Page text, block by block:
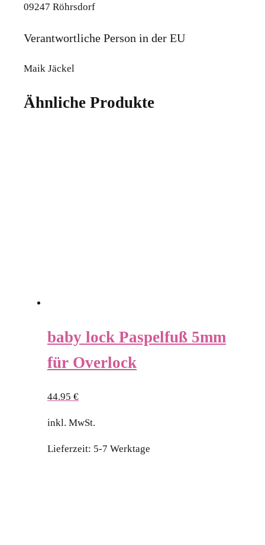
09247 Röhrsdorf
Verantwortliche Person in der EU
Maik Jäckel
Ähnliche Produkte
baby lock Paspelfuß 5mm
für Overlock
44.95 €
inkl. MwSt.
Lieferzeit: 5-7 Werktage